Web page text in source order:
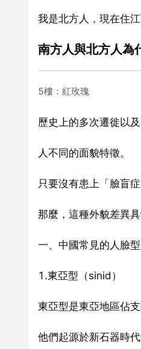
我是北方人，現在住
南方人與北方人為
5樓：紅玫瑰
歷史上的多次遷徙以
人不同的面貌特徵。
只要沒有患上「臉盲
那麼，這種外貌差異
一、中國常見的人臉
1.東亞型（sinid）
東亞型是東亞地區佔
他們起源於新石器時